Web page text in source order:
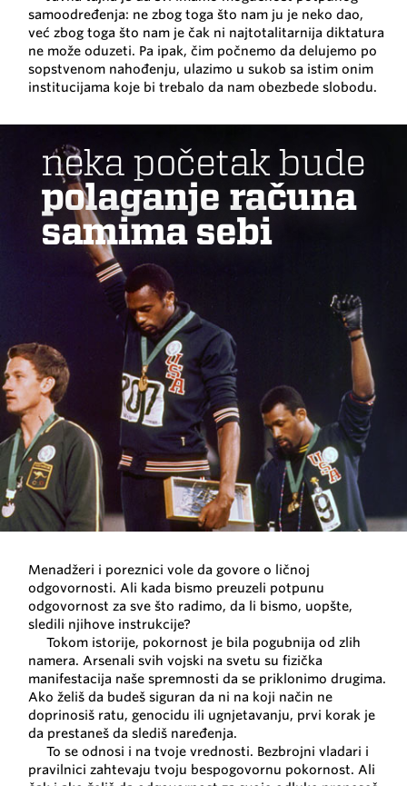
samoodređenja: ne zbog toga što nam ju je neko dao,
već zbog toga što nam je čak ni najtotalitarnija diktatura
ne može oduzeti. Pa ipak, čim počnemo da delujemo po
sopstvenom nahođenju, ulazimo u sukob sa istim onim
institucijama koje bi trebalo da nam obezbede slobodu.
neka početak bude
polaganje računa
samima sebi
Menadžeri i poreznici vole da govore o ličnoj
odgovornosti. Ali kada bismo preuzeli potpunu
odgovornost za sve što radimo, da li bismo, uopšte,
sledili njihove instrukcije?
Tokom istorije, pokornost je bila pogubnija od zlih
namera. Arsenali svih vojski na svetu su fizička
manifestacija naše spremnosti da se priklonimo drugima.
Ako želiš da budeš siguran da ni na koji način ne
doprinosiš ratu, genocidu ili ugnjetavanju, prvi korak je
da prestaneš da slediš naređenja.
To se odnosi i na tvoje vrednosti. Bezbrojni vladari i
pravilnici zahtevaju tvoju bespogovornu pokornost. Ali